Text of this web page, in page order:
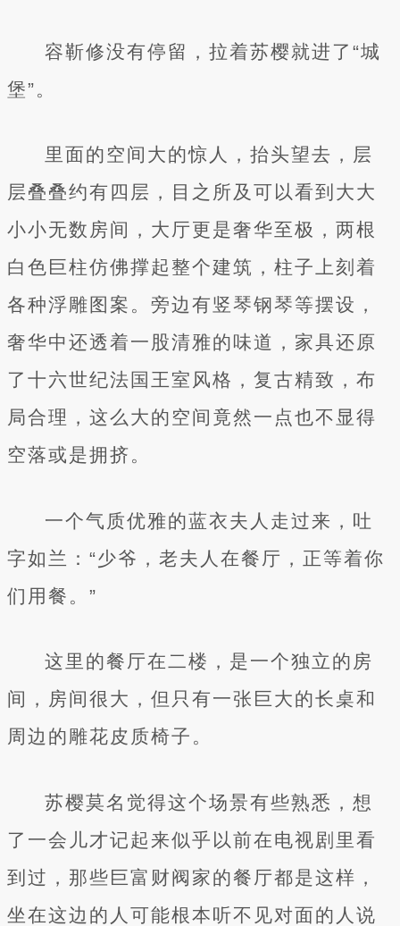
容靳修没有停留，拉着苏樱就进了“城
堡”。
里面的空间大的惊人，抬头望去，层
层叠叠约有四层，目之所及可以看到大大
小小无数房间，大厅更是奢华至极，两根
白色巨柱仿佛撑起整个建筑，柱子上刻着
各种浮雕图案。旁边有竖琴钢琴等摆设，
奢华中还透着一股清雅的味道，家具还原
了十六世纪法国王室风格，复古精致，布
局合理，这么大的空间竟然一点也不显得
空落或是拥挤。
一个气质优雅的蓝衣夫人走过来，吐
字如兰：“少爷，老夫人在餐厅，正等着你
们用餐。”
这里的餐厅在二楼，是一个独立的房
间，房间很大，但只有一张巨大的长桌和
周边的雕花皮质椅子。
苏樱莫名觉得这个场景有些熟悉，想
了一会儿才记起来似乎以前在电视剧里看
到过，那些巨富财阀家的餐厅都是这样，
坐在这边的人可能根本听不见对面的人说